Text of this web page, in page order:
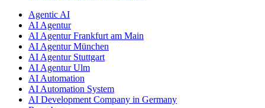
Agentic AI
AI Agentur
AI Agentur Frankfurt am Main
AI Agentur München
AI Agentur Stuttgart
AI Agentur Ulm
AI Automation
AI Automation System
AI Development Company in Germany